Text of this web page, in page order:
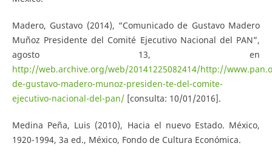
Madero, Gustavo (2014), “Comunicado de Gustavo Madero
Muñoz Presidente del Comité Ejecutivo Nacional del PAN”,
agosto 13, en
http://web.archive.org/web/20141225082414/http://
de-gustavo-madero-munoz-presiden-te-del-comite-
ejecutivo-nacional-del-pan/[consulta: 10/01/2016].
Medina Peña, Luis (2010), Hacia el nuevo Estado. México,
1920-1994, 3a ed., México, Fondo de Cultura Económica.